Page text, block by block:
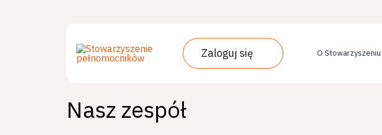
Zaloguj się O Stowarzyszeniu
Nasz zespół